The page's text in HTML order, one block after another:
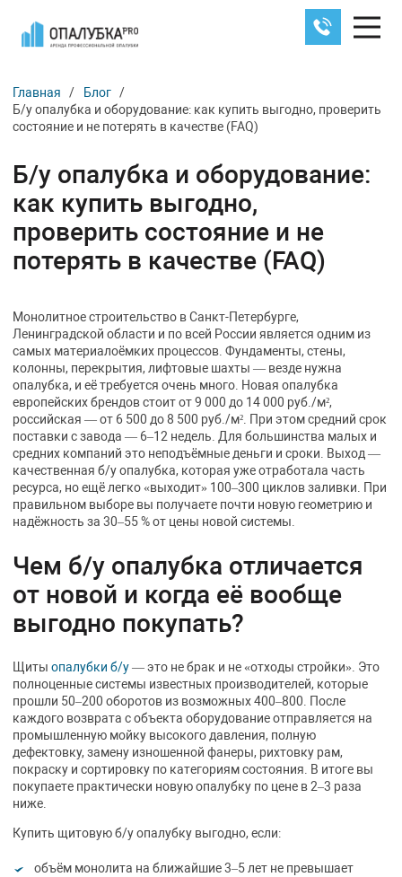
Главная / Блог /
Б/у опалубка и оборудование: как купить выгодно, проверить
состояние и не потерять в качестве (FAQ)
Б/у опалубка и оборудование:
как купить выгодно,
проверить состояние и не
потерять в качестве (FAQ)
Монолитное строительство в Санкт-Петербурге,
Ленинградской области и по всей России является одним из
самых материалоёмких процессов. Фундаменты, стены,
колонны, перекрытия, лифтовые шахты — везде нужна
опалубка, и её требуется очень много. Новая опалубка
европейских брендов стоит от 9 000 до 14 000 руб./м²,
российская — от 6 500 до 8 500 руб./м². При этом средний срок
поставки с завода — 6–12 недель. Для большинства малых и
средних компаний это неподъёмные деньги и сроки. Выход —
качественная б/у опалубка, которая уже отработала часть
ресурса, но ещё легко «выходит» 100–300 циклов заливки. При
правильном выборе вы получаете почти новую геометрию и
надёжность за 30–55 % от цены новой системы.
Чем б/у опалубка отличается
от новой и когда её вообще
выгодно покупать?
Щитыопалубки б/у— это не брак и не «отходы стройки». Это
полноценные системы известных производителей, которые
прошли 50–200 оборотов из возможных 400–800. После
каждого возврата с объекта оборудование отправляется на
промышленную мойку высокого давления, полную
дефектовку, замену изношенной фанеры, рихтовку рам,
покраску и сортировку по категориям состояния. В итоге вы
покупаете практически новую опалубку по цене в 2–3 раза
ниже.
Купить щитовую б/у опалубку выгодно, если:
объём монолита на ближайшие 3–5 лет не превышает